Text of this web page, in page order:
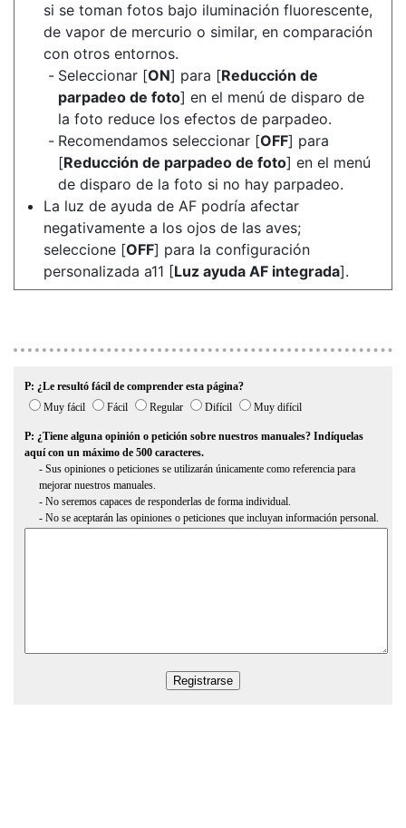
si se toman fotos bajo iluminación fluorescente,
de vapor de mercurio o similar, en comparación
con otros entornos.
Seleccionar [ON] para [Reducción de
parpadeo de foto] en el menú de disparo de
la foto reduce los efectos de parpadeo.
Recomendamos seleccionar [OFF] para
[Reducción de parpadeo de foto] en el menú
de disparo de la foto si no hay parpadeo.
La luz de ayuda de AF podría afectar
negativamente a los ojos de las aves;
seleccione [OFF] para la configuración
personalizada a11 [Luz ayuda AF integrada].